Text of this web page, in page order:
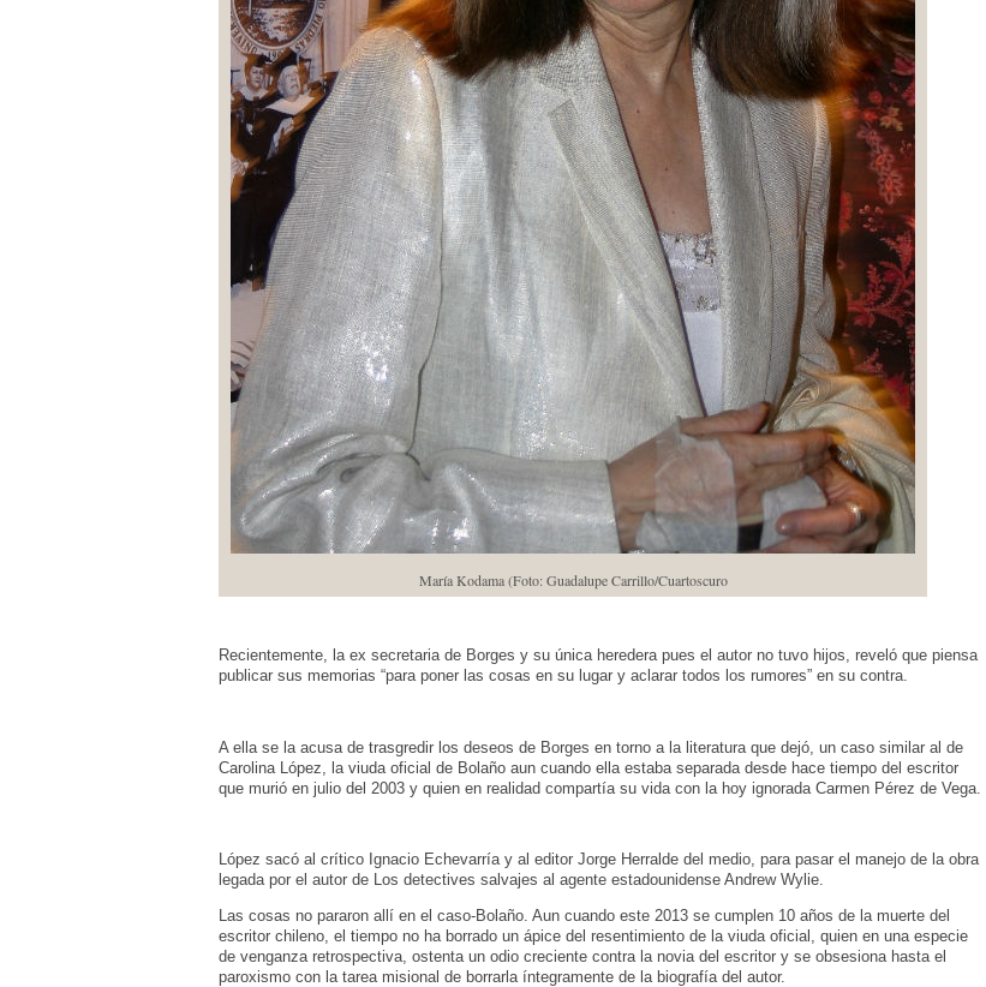
María Kodama (Foto: Guadalupe Carrillo/Cuartoscuro
Recientemente, la ex secretaria de Borges y su única heredera pues el autor no tuvo hijos, reveló que piensa
publicar sus memorias “para poner las cosas en su lugar y aclarar todos los rumores” en su contra.
A ella se la acusa de trasgredir los deseos de Borges en torno a la literatura que dejó, un caso similar al de
Carolina López, la viuda oficial de Bolaño aun cuando ella estaba separada desde hace tiempo del escritor
que murió en julio del 2003 y quien en realidad compartía su vida con la hoy ignorada Carmen Pérez de Vega.
López sacó al crítico Ignacio Echevarría y al editor Jorge Herralde del medio, para pasar el manejo de la obra
legada por el autor de Los detectives salvajes al agente estadounidense Andrew Wylie.
Las cosas no pararon allí en el caso-Bolaño. Aun cuando este 2013 se cumplen 10 años de la muerte del
escritor chileno, el tiempo no ha borrado un ápice del resentimiento de la viuda oficial, quien en una especie
de venganza retrospectiva, ostenta un odio creciente contra la novia del escritor y se obsesiona hasta el
paroxismo con la tarea misional de borrarla íntegramente de la biografía del autor.